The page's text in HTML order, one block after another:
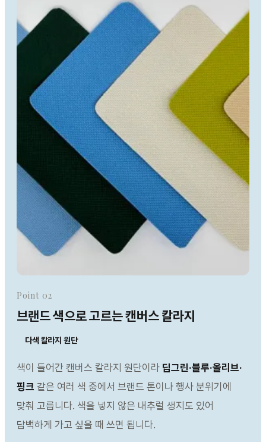
Point 02
브랜드 색으로 고르는 캔버스 칼라지
다색 칼라지 원단
색이 들어간 캔버스 칼라지 원단이라 딥그린·블루·올리브·
핑크 같은 여러 색 중에서 브랜드 톤이나 행사 분위기에
맞춰 고릅니다. 색을 넣지 않은 내추럴 생지도 있어
담백하게 가고 싶을 때 쓰면 됩니다.